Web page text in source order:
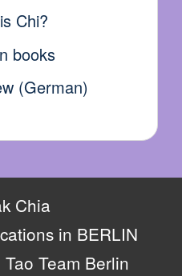
Chi?
books
(German)
Chia
in BERLIN
Tao Team Berlin